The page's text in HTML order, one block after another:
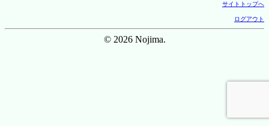
サイトトップへ
ログアウト
© 2026 Nojima.